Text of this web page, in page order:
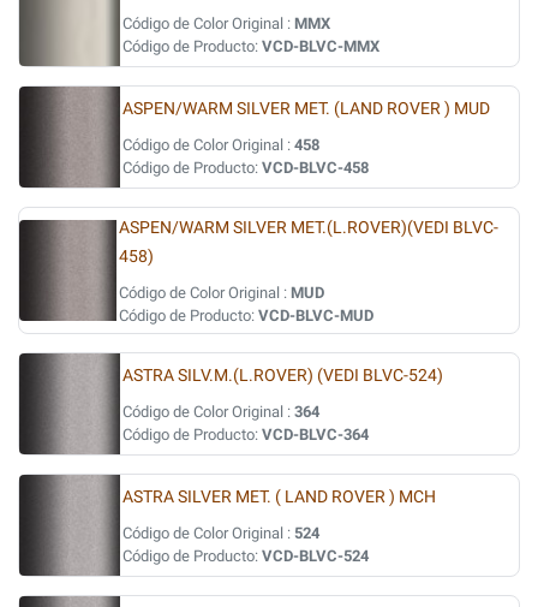
Código de Color Original : MMX
Código de Producto: VCD-BLVC-MMX
ASPEN/WARM SILVER MET. (LAND ROVER ) MUD
Código de Color Original : 458
Código de Producto: VCD-BLVC-458
ASPEN/WARM SILVER MET.(L.ROVER)(VEDI BLVC-
458)
Código de Color Original : MUD
Código de Producto: VCD-BLVC-MUD
ASTRA SILV.M.(L.ROVER) (VEDI BLVC-524)
Código de Color Original : 364
Código de Producto: VCD-BLVC-364
ASTRA SILVER MET. ( LAND ROVER ) MCH
Código de Color Original : 524
Código de Producto: VCD-BLVC-524